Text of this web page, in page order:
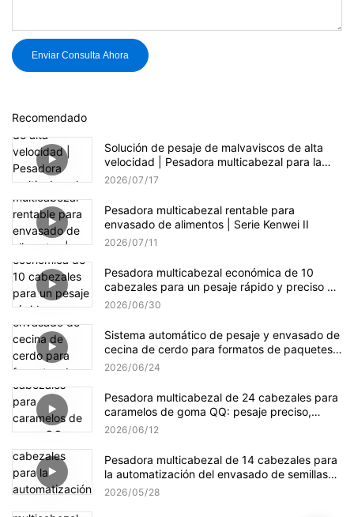
Enviar Consulta Ahora
Recomendado
Solución de pesaje de malvaviscos de alta
velocidad | Pesadora multicabezal para la
producción de dulces
2026 07 17
Pesadora multicabezal rentable para
envasado de alimentos | Serie Kenwei II
2026 07 11
Pesadora multicabezal económica de 10
cabezales para un pesaje rápido y preciso de
gránulos.
2026 06 30
Sistema automático de pesaje y envasado de
cecina de cerdo para formatos de paquetes
pequeños y a granel.
2026 06 24
Pesadora multicabezal de 24 cabezales para
caramelos de goma QQ: pesaje preciso,
suave y eficiente.
2026 06 12
Pesadora multicabezal de 14 cabezales para
la automatización del envasado de semillas
de girasol
2026 05 28